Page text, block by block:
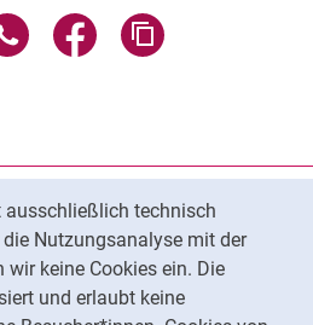
ausschließlich technisch
Nutzungsanalyse mit der
keine Cookies ein. Die
und erlaubt keine
über E-Mail teilen
Seite über WhatsApp teilen
Seite über Facebook